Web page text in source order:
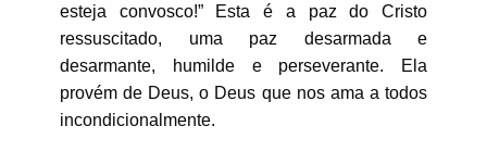
esteja convosco!” Esta é a paz do Cristo
ressuscitado, uma paz desarmada e
desarmante, humilde e perseverante. Ela
provém de Deus, o Deus que nos ama a todos
incondicionalmente.